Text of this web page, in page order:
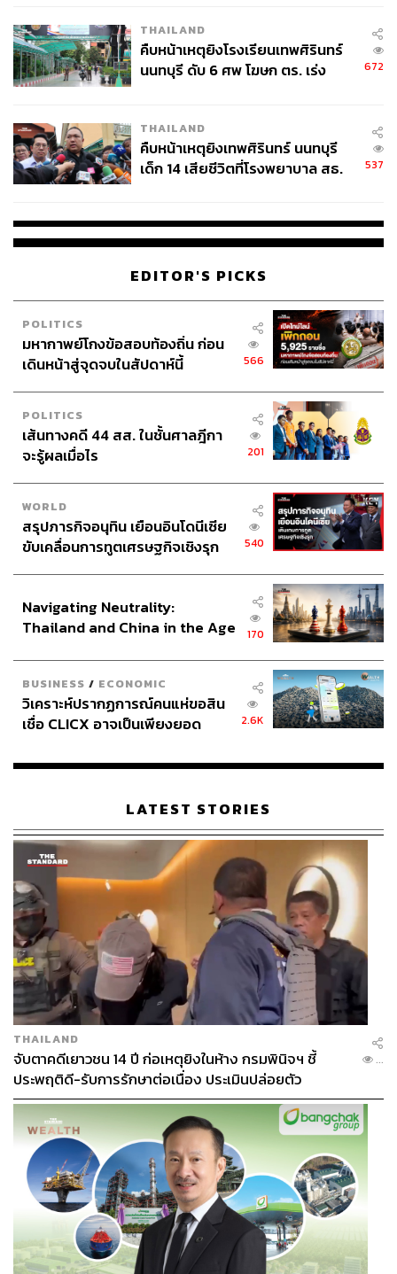
THAILAND
คืบหน้าเหตุยิงโรงเรียนเทพศิรินทร์
นนทบุรี ดับ 6 ศพ โฆษก ตร. เร่ง
672
THAILAND
คืบหน้าเหตุยิงเทพศิรินทร์ นนทบุรี
เด็ก 14 เสียชีวิตที่โรงพยาบาล สธ.
537
EDITOR'S PICKS
POLITICS
มหากาพย์โกงข้อสอบท้องถิ่น ก่อน
เดินหน้าสู่จุดจบในสัปดาห์นี้
566
POLITICS
เส้นทางคดี 44 สส. ในชั้นศาลฎีกา
จะรู้ผลเมื่อไร
201
WORLD
สรุปภารกิจอนุทิน เยือนอินโดนีเซีย
ขับเคลื่อนการทูตเศรษฐกิจเชิงรุก
540
Navigating Neutrality:
Thailand and China in the Age
170
BUSINESS / ECONOMIC
วิเคราะห์ปรากฏการณ์คนแห่ขอสิน
เชื่อ CLICX อาจเป็นเพียงยอด
เรือนไทยที่ถูกซุกไว้
2.6K
LATEST STORIES
THAILAND
จับตาคดีเยาวชน 14 ปี ก่อเหตุยิงในห้าง กรมพินิจฯ ชี้
ประพฤติดี-รับการรักษาต่อเนื่อง ประเมินปล่อยตัว
...